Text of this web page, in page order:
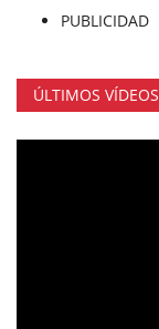
PUBLICIDAD
ÚLTIMOS VÍDEOS